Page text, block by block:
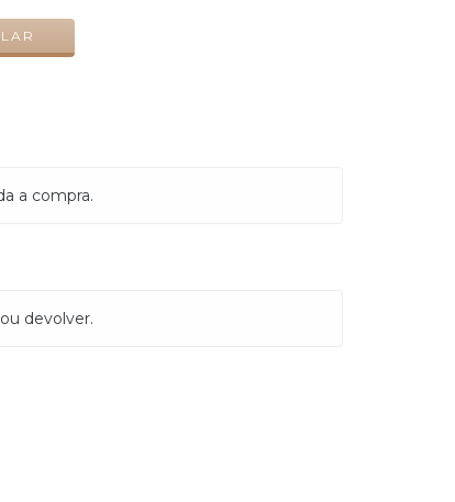
a compra.
devolver.